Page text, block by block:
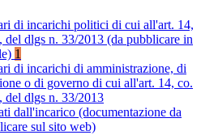
di incarichi politici di cui all'art. 14,
del dlgs n. 33/2013 (da pubblicare in
1
di incarichi di amministrazione, di
o di governo di cui all'art. 14, co.
del dlgs n. 33/2013
dall'incarico (documentazione da
sul sito web)